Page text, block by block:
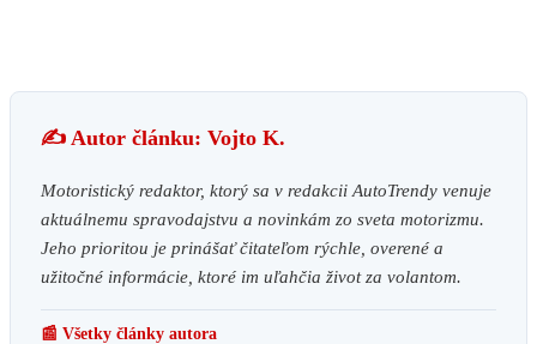
✍️ Autor článku: Vojto K.
Motoristický redaktor, ktorý sa v redakcii AutoTrendy venuje
aktuálnemu spravodajstvu a novinkám zo sveta motorizmu.
Jeho prioritou je prinášať čitateľom rýchle, overené a
užitočné informácie, ktoré im uľahčia život za volantom.
📰 Všetky články autora